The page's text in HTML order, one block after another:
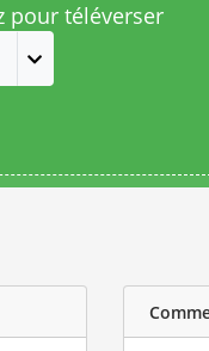
pour téléverser